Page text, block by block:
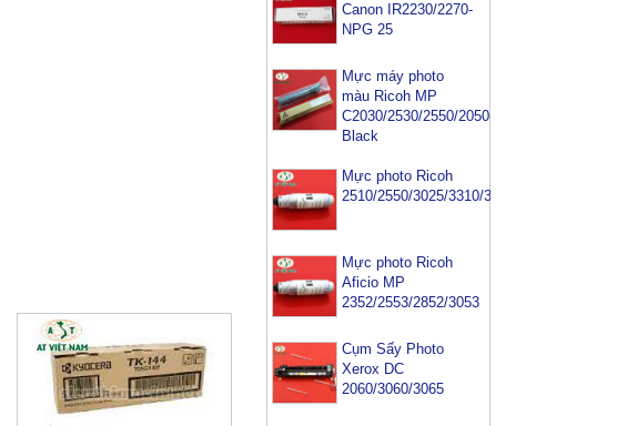
Canon IR2230/2270-
NPG 25
Mực máy photo
màu Ricoh MP
C2030/2530/2550/2050-
Black
Mực photo Ricoh
2510/2550/3025/3310/3350/3352/3353
Mực photo Ricoh
Aficio MP
2352/2553/2852/3053
Cụm Sấy Photo
Xerox DC
2060/3060/3065